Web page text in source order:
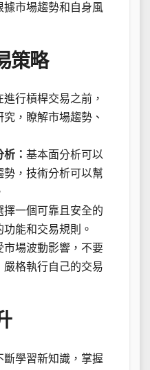
據市場趨勢和自身風
策略
進行槓桿交易之前，
，瞭解市場趨勢、
： 基本面分析可以
勢，技術分析可以幫
擇一個可靠且安全的
能和交易規則。
市場波動影響，不要
格執行自己的交易
斷學習新知識，掌握